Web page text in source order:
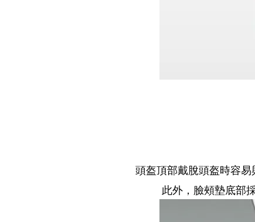
頭盔頂部戴脫頭盔時容易
此外，臉頰墊底部